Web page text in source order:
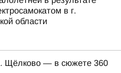
в г.
области
Щёлково — в сюжете 360